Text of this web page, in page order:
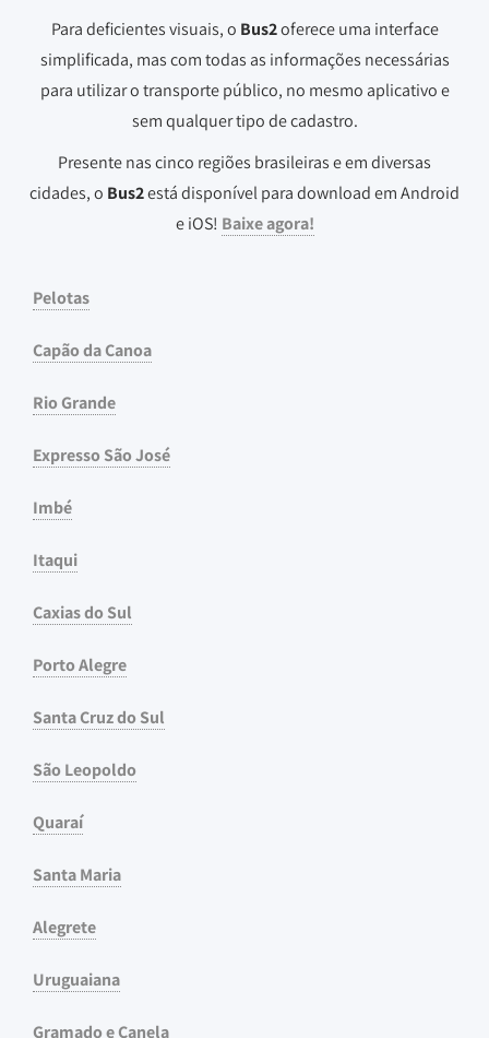
Para deficientes visuais, o Bus2oferece uma interface
simplificada, mas com todas as informações necessárias
para utilizar o transporte público, no mesmo aplicativo e
sem qualquer tipo de cadastro.
Presente nas cinco regiões brasileiras e em diversas
cidades, o Bus2está disponível para download em Android
e iOS! Baixe agora!
Pelotas
Capão da Canoa
Rio Grande
Expresso São José
Imbé
Itaqui
Caxias do Sul
Porto Alegre
Santa Cruz do Sul
São Leopoldo
Quaraí
Santa Maria
Alegrete
Uruguaiana
Gramado e Canela